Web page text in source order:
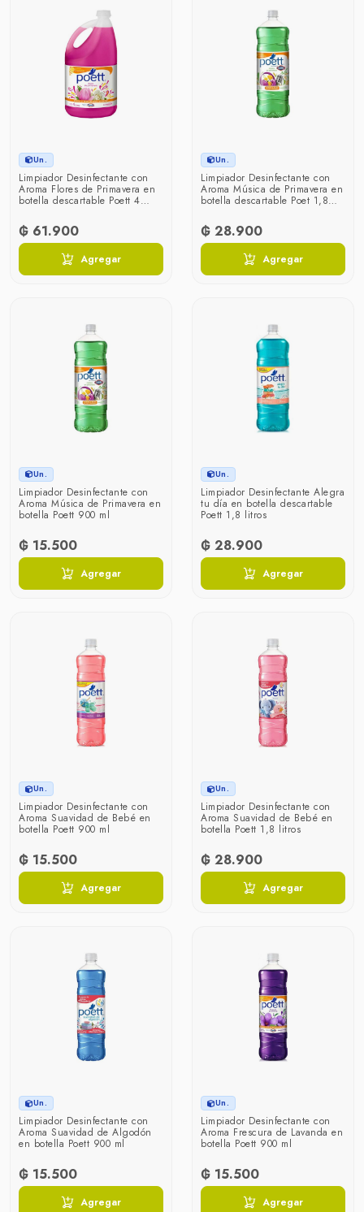
Un.
Limpiador Desinfectante con
Aroma Flores de Primavera en
botella descartable Poett 4
₲ 61.900
Agregar
Un.
Limpiador Desinfectante con
Aroma Música de Primavera en
botella descartable Poet 1,8
₲ 28.900
Agregar
Un.
Limpiador Desinfectante con
Aroma Música de Primavera en
botella Poett 900 ml
₲ 15.500
Agregar
Un.
Limpiador Desinfectante Alegra
tu día en botella descartable
Poett 1,8 litros
₲ 28.900
Agregar
Un.
Limpiador Desinfectante con
Aroma Suavidad de Bebé en
botella Poett 900 ml
₲ 15.500
Agregar
Un.
Limpiador Desinfectante con
Aroma Suavidad de Bebé en
botella Poett 1,8 litros
₲ 28.900
Agregar
Un.
Limpiador Desinfectante con
Aroma Suavidad de Algodón
en botella Poett 900 ml
₲ 15.500
Agregar
Un.
Limpiador Desinfectante con
Aroma Frescura de Lavanda en
botella Poett 900 ml
₲ 15.500
Agregar